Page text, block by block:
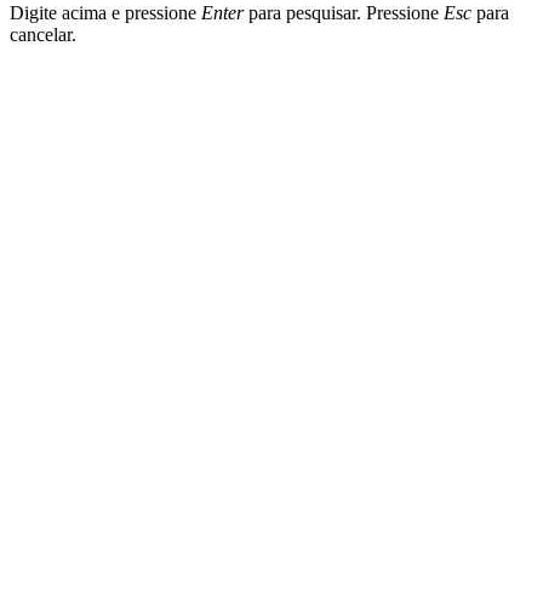
Digite acima e pressione Enterpara pesquisar. Pressione Esc para
cancelar.